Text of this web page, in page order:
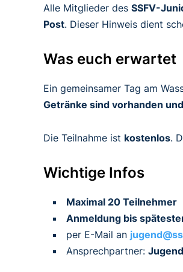
Alle Mitglieder des SSFV-
Post. Dieser Hinweis dient
Was euch erwartet
Ein gemeinsamer Tag am
Getränke sind vorhanden
Die Teilnahme ist kostenlos.
Wichtige Infos
Maximal 20 Teilnehmer
Anmeldung bis
per E-Mail an
Ansprechpartner: